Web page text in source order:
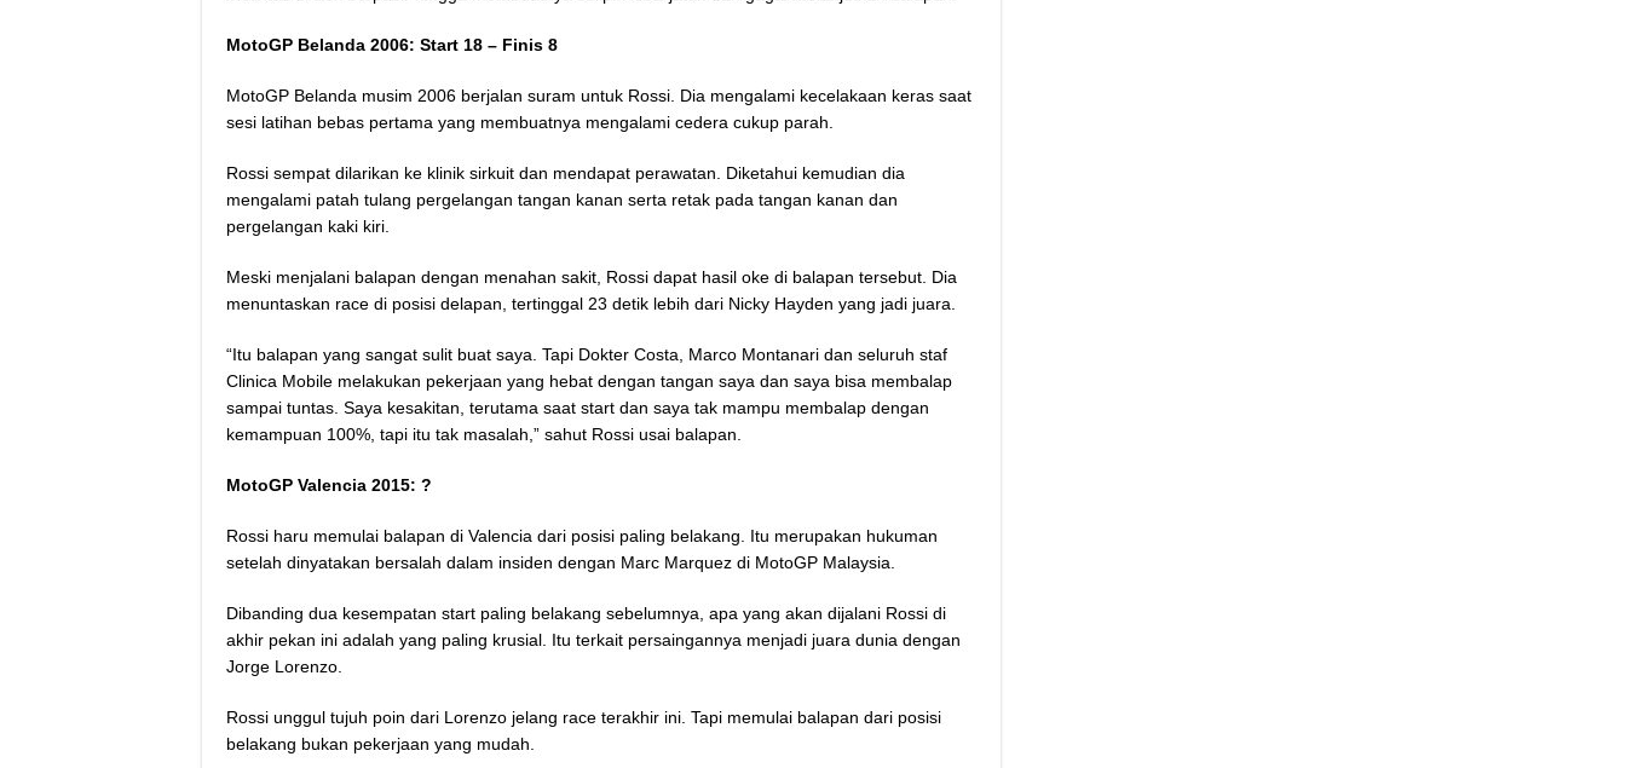
MotoGP Belanda 2006: Start 18 – Finis 8
MotoGP Belanda musim 2006 berjalan suram untuk Rossi. Dia mengalami kecelakaan keras saat
sesi latihan bebas pertama yang membuatnya mengalami cedera cukup parah.
Rossi sempat dilarikan ke klinik sirkuit dan mendapat perawatan. Diketahui kemudian dia
mengalami patah tulang pergelangan tangan kanan serta retak pada tangan kanan dan
pergelangan kaki kiri.
Meski menjalani balapan dengan menahan sakit, Rossi dapat hasil oke di balapan tersebut. Dia
menuntaskan race di posisi delapan, tertinggal 23 detik lebih dari Nicky Hayden yang jadi juara.
“Itu balapan yang sangat sulit buat saya. Tapi Dokter Costa, Marco Montanari dan seluruh staf
Clinica Mobile melakukan pekerjaan yang hebat dengan tangan saya dan saya bisa membalap
sampai tuntas. Saya kesakitan, terutama saat start dan saya tak mampu membalap dengan
kemampuan 100%, tapi itu tak masalah,” sahut Rossi usai balapan.
MotoGP Valencia 2015: ?
Rossi haru memulai balapan di Valencia dari posisi paling belakang. Itu merupakan hukuman
setelah dinyatakan bersalah dalam insiden dengan Marc Marquez di MotoGP Malaysia.
Dibanding dua kesempatan start paling belakang sebelumnya, apa yang akan dijalani Rossi di
akhir pekan ini adalah yang paling krusial. Itu terkait persaingannya menjadi juara dunia dengan
Jorge Lorenzo.
Rossi unggul tujuh poin dari Lorenzo jelang race terakhir ini. Tapi memulai balapan dari posisi
belakang bukan pekerjaan yang mudah.